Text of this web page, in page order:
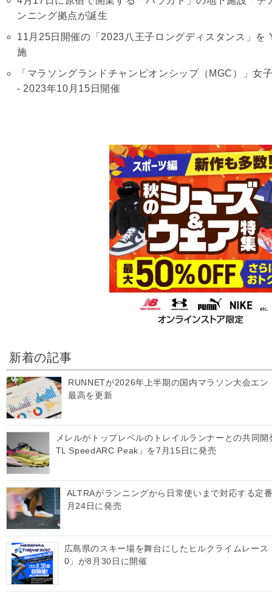
ンニング拠点が誕生
11月25日開催の「2023八王子ロングディスタンス」を
施
「マラソングランドチャンピオンシップ（MGC）」女
- 2023年10月15日開催
新着の記事
RUNNETが2026年上半期の国内マラソン大会エ
最高を更新
メレルがトップレベルのトレイルランナーとの共同
TL SpeedARC Peak」を7月15日に発売
ALTRAがランニングから日常使いまで対応する定
月24日に発売
広島県のスキー場を舞台にしたヒルクライムレー
0」が8月30日に開催